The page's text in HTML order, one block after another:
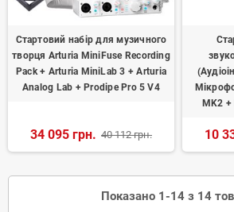
Стартовий набір для музичного
творця Arturia MiniFuse Recording
Pack + Arturia MiniLab 3 + Arturia
Analog Lab + Prodipe Pro 5 V4
34 095 грн. 40 112 грн.
MK2
10
Показано 1-14 з 14